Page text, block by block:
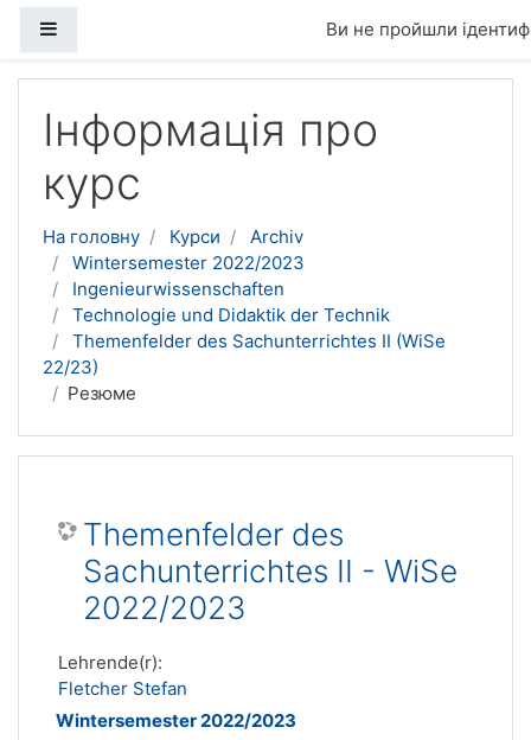
Ви не пройшли
Інформація про
курс
На головну Курси
Archiv
Wintersemester 2022/2023
Ingenieurwissenschaften
Technologie und Didaktik der Technik
Themenfelder des Sachunterrichtes II (WiSe
22/23)
Резюме
Themenfelder des
Sachunterrichtes II - WiSe
2022/2023
Lehrende(r):
Fletcher Stefan
Wintersemester 2022/2023